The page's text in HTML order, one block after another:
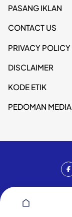
PASANG IKLAN
CONTACT US
PRIVACY POLICY
DISCLAIMER
KODE ETIK
PEDOMAN